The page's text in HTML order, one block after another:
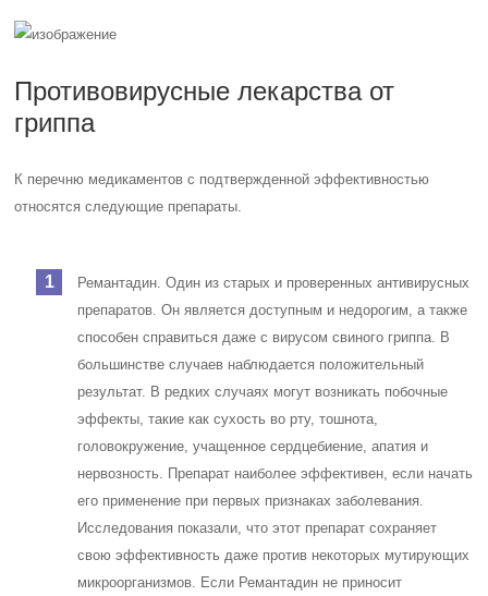
Противовирусные лекарства от
гриппа
К перечню медикаментов с подтвержденной эффективностью
относятся следующие препараты.
Ремантадин. Один из старых и проверенных антивирусных
препаратов. Он является доступным и недорогим, а также
способен справиться даже с вирусом свиного гриппа. В
большинстве случаев наблюдается положительный
результат. В редких случаях могут возникать побочные
эффекты, такие как сухость во рту, тошнота,
головокружение, учащенное сердцебиение, апатия и
нервозность. Препарат наиболее эффективен, если начать
его применение при первых признаках заболевания.
Исследования показали, что этот препарат сохраняет
свою эффективность даже против некоторых мутирующих
микроорганизмов. Если Ремантадин не приносит